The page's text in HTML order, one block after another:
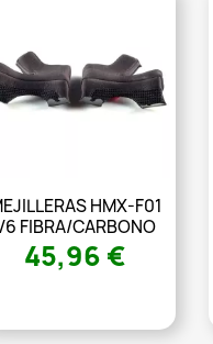
HMX-F01
FIBRA/CARBONO
45,96 €